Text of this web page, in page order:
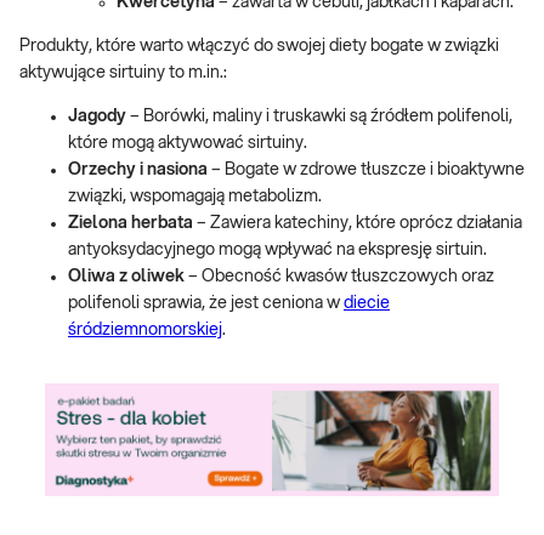
Produkty, które warto włączyć do swojej diety bogate w związki
aktywujące sirtuiny to m.in.:
Jagody – Borówki, maliny i truskawki są źródłem polifenoli,
które mogą aktywować sirtuiny.
Orzechy i nasiona – Bogate w zdrowe tłuszcze i bioaktywne
związki, wspomagają metabolizm.
Zielona herbata – Zawiera katechiny, które oprócz działania
antyoksydacyjnego mogą wpływać na ekspresję sirtuin.
Oliwa z oliwek – Obecność kwasów tłuszczowych oraz
polifenoli sprawia, że jest ceniona w diecie
śródziemnomorskiej.